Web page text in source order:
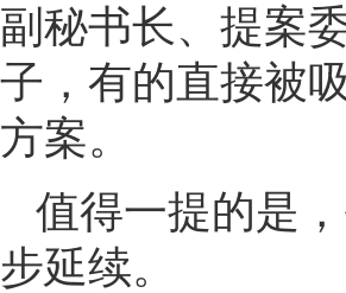
副秘书长、提案
子，有的直接被
方案。
值得一提的是
步延续。